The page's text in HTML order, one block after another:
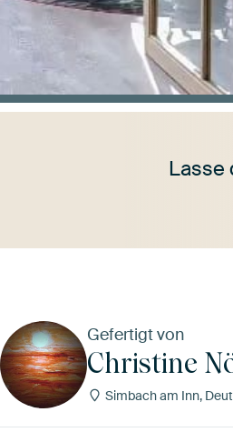
Lasse
Gefertigt von
Christine
Simbach am Inn,